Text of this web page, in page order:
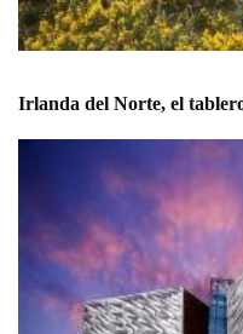
Irlanda del Norte, el